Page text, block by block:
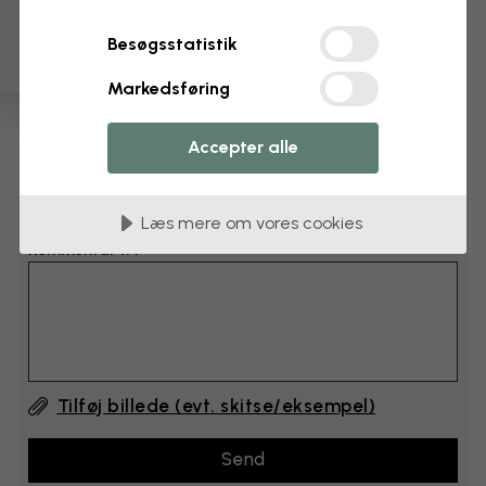
Læg 6–10 cm til både bredden og højden
Tilføj kommentarer
Kommentar #1
Tilføj billede (evt. skitse/eksempel)
Besøgsstatistik
Markedsføring
Accepter alle
Læs mere om vores cookies